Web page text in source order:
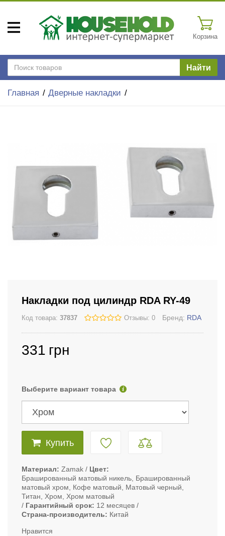
Корзина
Найти
Главная Дверные накладки
Накладки под цилиндр RDA RY-49
Код товара: 37837 Отзывы: 0 Бренд: RDA
331 грн
Выберите вариант товара
Купить
Материал Zamak
Цвет
Брашированный матовый никель, Брашированный
матовый хром, Кофе матовый, Матовый черный,
Титан, Хром, Хром матовый
Гарантийный срок
12 месяцев
Страна-производитель
Китай
Нравится